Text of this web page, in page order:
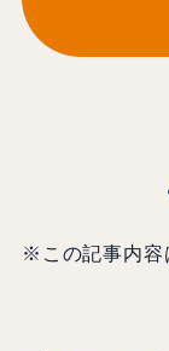
※この記事内容